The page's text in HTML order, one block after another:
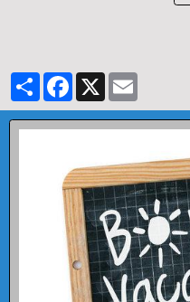
PartagerFacebook